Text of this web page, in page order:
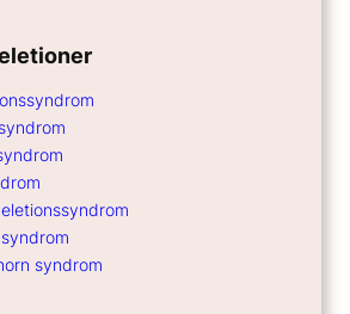
syndrom